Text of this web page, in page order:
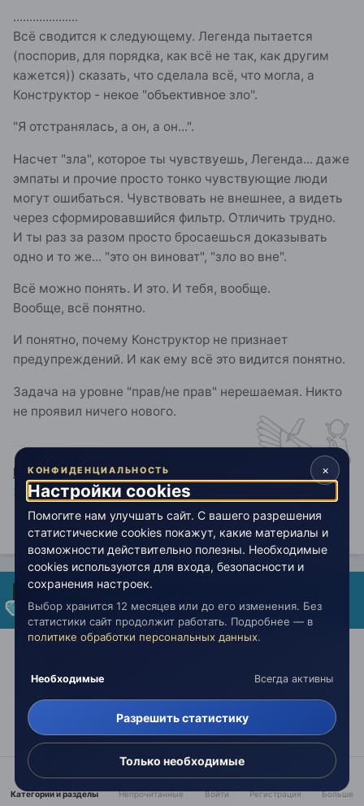
....................
Всё сводится к следующему. Легенда пытается
(поспорив, для порядка, как всё не так, как другим
кажется)) сказать, что сделала всё, что могла, а
Конструктор - некое "объективное зло".
"Я отстранялась, а он, а он...".
Насчет "зла", которое ты чувствуешь, Легенда... даже
эмпаты и прочие просто тонко чувствующие люди
могут ошибаться. Чувствовать не внешнее, а видеть
через сформировавшийся фильтр. Отличить трудно.
И ты раз за разом просто бросаешься доказывать
одно и то же... "это он виноват", "зло во вне".
Всё можно понять. И это. И тебя, вообще.
Вообще, всё понятно.
И понятно, почему Конструктор не признает
предупреждений. И как ему всё это видится понятно.
Задача на уровне "прав/не прав" нерешаемая. Никто
не проявил ничего нового.
1 1
http://www.helpanimals.ru/
- фонд помощи бездомным
животным!
Славян
Опубликовано:27 февраля 2020
сказал:
И понятно, почему Конструктор не признает
предупреждений. И как ему всё это видится
понятно.
Задача на уровне "прав/не прав" нерешаемая.
Категории и разделы Непрочитанные Войти Регистрация Больше
×
КОНФИДЕНЦИАЛЬНОСТЬ
Настройки cookies
Помогите нам улучшать сайт. С вашего разрешения
статистические cookies покажут, какие материалы и
возможности действительно полезны. Необходимые
cookies используются для входа, безопасности и
сохранения настроек.
Выбор хранится 12 месяцев или до его изменения. Без
статистики сайт продолжит работать. Подробнее — в
политике обработки персональных данных.
Необходимые Всегда активны
Разрешить статистику
Только необходимые